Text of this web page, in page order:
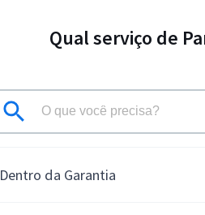
Qual serviço de
Dentro da Garantia